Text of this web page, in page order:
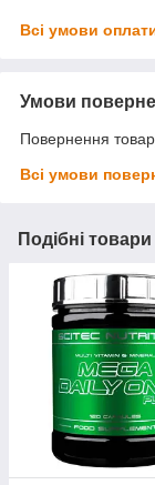
Всі умови
Умови
Повернення
Всі умови
Подібні товари